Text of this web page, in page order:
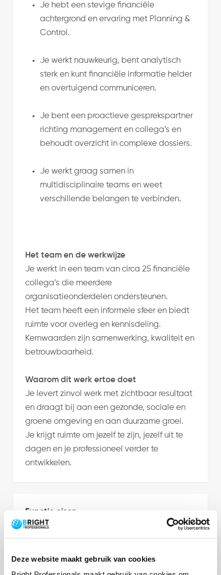
Deze website maakt gebruik van cookies
Je hebt een stevige financiële
achtergrond en ervaring met Planning &
Control.
Je werkt nauwkeurig, bent analytisch
sterk en kunt financiële informatie helder
en overtuigend communiceren.
Je bent een proactieve gesprekspartner
richting management en collega’s en
behoudt overzicht in complexe dossiers.
Je werkt graag samen in
multidisciplinaire teams en weet
verschillende belangen te verbinden.
Het team en de werkwijze
Je werkt in een team van circa 25 financiële
collega’s die meerdere
organisatieonderdelen ondersteunen.
Het team heeft een informele sfeer en biedt
ruimte voor overleg en kennisdeling.
Kernwaarden zijn samenwerking, kwaliteit en
betrouwbaarheid.
Waarom dit werk ertoe doet
Je levert zinvol werk met zichtbaar resultaat
en draagt bij aan een gezonde, sociale en
groene omgeving en aan duurzame groei.
Je krijgt ruimte om jezelf te zijn, jezelf uit te
dagen en je professioneel verder te
ontwikkelen.
Functie eisen
Je werkt graag in een dynamische
aan het continu verbeteren van onze
financiële dienstverlening; je zoekt naar